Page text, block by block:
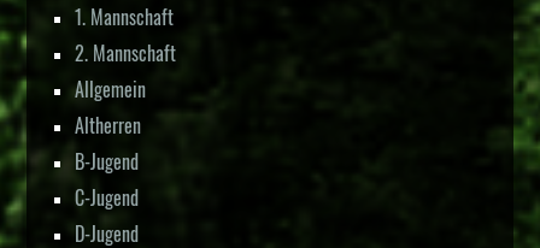
1. Mannschaft
2. Mannschaft
Allgemein
Altherren
B-Jugend
C-Jugend
D-Jugend